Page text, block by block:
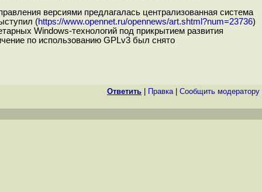
версиями предлагалась централизованная система
(https://www.opennet.ru/opennews/art.shtml?num=23736)
Windows-технологий под прикрытием развития
по использованию GPLv3 был снято
Ответить Правка| Cообщить модератору